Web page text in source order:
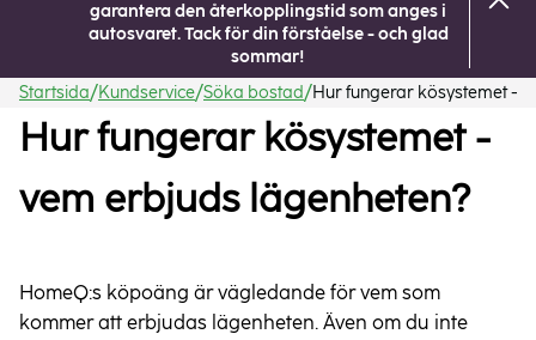
garantera den återkopplingstid som anges i
autosvaret. Tack för din förståelse - och glad
sommar!
Startsida Kundservice Söka bostad Hur fungerar kösystemet -...
Hur fungerar kösystemet -
vem erbjuds lägenheten?
HomeQ:s köpoäng är vägledande för vem som
kommer att erbjudas lägenheten. Även om du inte